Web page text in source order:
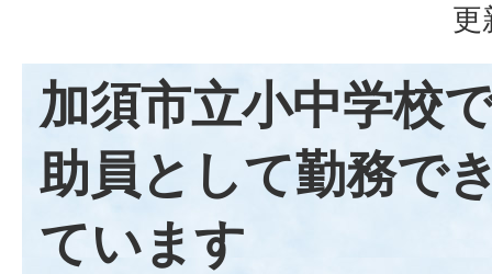
更
加須市立小中学校
助員として勤務で
ています